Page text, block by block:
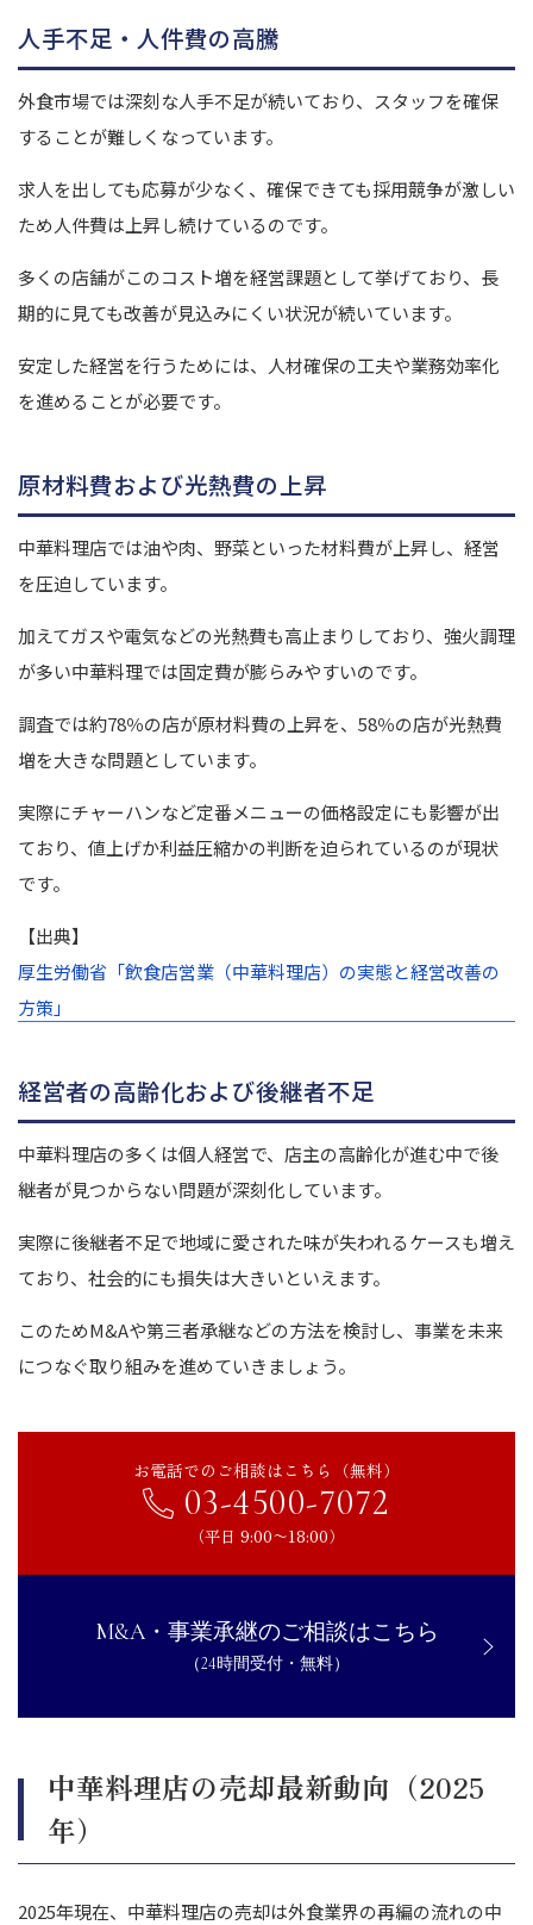
人手不足・人件費の高騰
外食市場では深刻な人手不足が続いており、スタッフを確保
することが難しくなっています。
求人を出しても応募が少なく、確保できても採用競争が激しい
ため人件費は上昇し続けているのです。
多くの店舗がこのコスト増を経営課題として挙げており、長
期的に見ても改善が見込みにくい状況が続いています。
安定した経営を行うためには、人材確保の工夫や業務効率化
を進めることが必要です。
原材料費および光熱費の上昇
中華料理店では油や肉、野菜といった材料費が上昇し、経営
を圧迫しています。
加えてガスや電気などの光熱費も高止まりしており、強火調理
が多い中華料理では固定費が膨らみやすいのです。
調査では約78％の店が原材料費の上昇を、58％の店が光熱費
増を大きな問題としています。
実際にチャーハンなど定番メニューの価格設定にも影響が出
ており、値上げか利益圧縮かの判断を迫られているのが現状
です。
【出典】
厚生労働省「飲食店営業（中華料理店）の実態と経営改善の
方策」
経営者の高齢化および後継者不足
中華料理店の多くは個人経営で、店主の高齢化が進む中で後
継者が見つからない問題が深刻化しています。
実際に後継者不足で地域に愛された味が失われるケースも増え
ており、社会的にも損失は大きいといえます。
このためM&Aや第三者承継などの方法を検討し、事業を未来
につなぐ取り組みを進めていきましょう。
お電話でのご相談はこちら（無料）
03-4500-7072
（平日 9:00〜18:00）
M&A・事業承継のご相談はこちら
（24時間受付・無料）
中華料理店の売却最新動向（2025
年）
2025年現在、中華料理店の売却は外食業界の再編の流れの中